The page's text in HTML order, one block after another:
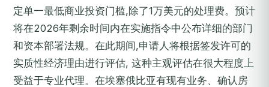
定单一最低商业投资门槛,除了1万美元的处理费。预计
将在2026年剩余时间内在实施指令中公布详细的部门
和资本部署法规。在此期间,申请人将根据签发许可的
实质性经济理由进行评估, 这种主观评估在很大程度上
受益于专业代理。在埃塞俄比亚有现有业务、确认房